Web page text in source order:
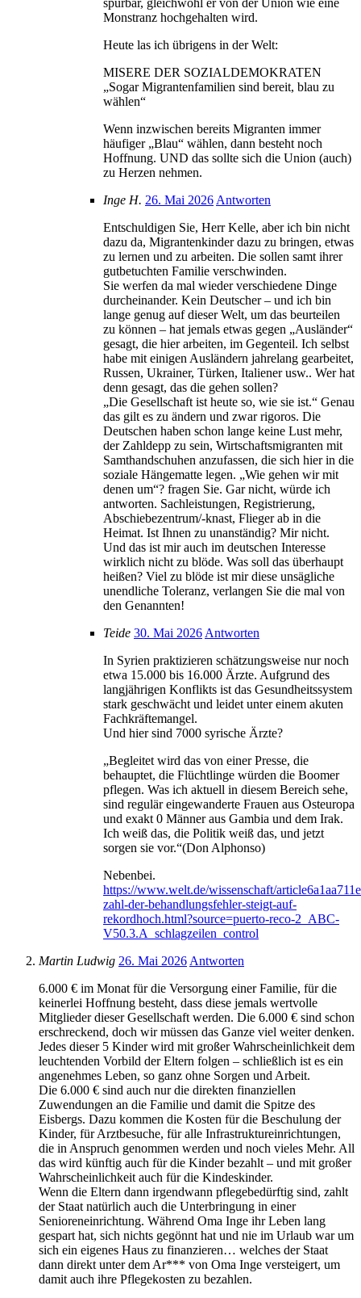
Monstranz hochgehalten wird.
Heute las ich übrigens in der Welt:
MISERE DER SOZIALDEMOKRATEN
„Sogar Migrantenfamilien sind bereit, blau zu
wählen“
Wenn inzwischen bereits Migranten immer
häufiger „Blau“ wählen, dann besteht noch
Hoffnung. UND das sollte sich die Union (auch)
zu Herzen nehmen.
Inge H. 26. Mai 2026 Antworten
Entschuldigen Sie, Herr Kelle, aber ich bin nicht
dazu da, Migrantenkinder dazu zu bringen, etwas
zu lernen und zu arbeiten. Die sollen samt ihrer
gutbetuchten Familie verschwinden.
Sie werfen da mal wieder verschiedene Dinge
durcheinander. Kein Deutscher – und ich bin
lange genug auf dieser Welt, um das beurteilen
zu können – hat jemals etwas gegen „Ausländer“
gesagt, die hier arbeiten, im Gegenteil. Ich selbst
habe mit einigen Ausländern jahrelang gearbeitet,
Russen, Ukrainer, Türken, Italiener usw.. Wer hat
denn gesagt, das die gehen sollen?
„Die Gesellschaft ist heute so, wie sie ist.“ Genau
das gilt es zu ändern und zwar rigoros. Die
Deutschen haben schon lange keine Lust mehr,
der Zahldepp zu sein, Wirtschaftsmigranten mit
Samthandschuhen anzufassen, die sich hier in die
soziale Hängematte legen. „Wie gehen wir mit
denen um“? fragen Sie. Gar nicht, würde ich
antworten. Sachleistungen, Registrierung,
Abschiebezentrum/-knast, Flieger ab in die
Heimat. Ist Ihnen zu unanständig? Mir nicht.
Und das ist mir auch im deutschen Interesse
wirklich nicht zu blöde. Was soll das überhaupt
heißen? Viel zu blöde ist mir diese unsägliche
unendliche Toleranz, verlangen Sie die mal von
den Genannten!
Teide 30. Mai 2026 Antworten
In Syrien praktizieren schätzungsweise nur noch
etwa 15.000 bis 16.000 Ärzte. Aufgrund des
langjährigen Konflikts ist das Gesundheitssystem
stark geschwächt und leidet unter einem akuten
Fachkräftemangel.
Und hier sind 7000 syrische Ärzte?
„Begleitet wird das von einer Presse, die
behauptet, die Flüchtlinge würden die Boomer
pflegen. Was ich aktuell in diesem Bereich sehe,
sind regulär eingewanderte Frauen aus Osteuropa
und exakt 0 Männer aus Gambia und dem Irak.
Ich weiß das, die Politik weiß das, und jetzt
sorgen sie vor.“(Don Alphonso)
Nebenbei.
https://www.welt.de/wissenschaft/
zahl-der-behandlungsfehler-steigt-auf-
rekordhoch.html?source=puerto-reco-2_ABC-
V50.3.A_schlagzeilen_control
Martin Ludwig 26. Mai 2026 Antworten
6.000 € im Monat für die Versorgung einer Familie, für die
keinerlei Hoffnung besteht, dass diese jemals wertvolle
Mitglieder dieser Gesellschaft werden. Die 6.000 € sind schon
erschreckend, doch wir müssen das Ganze viel weiter denken.
Jedes dieser 5 Kinder wird mit großer Wahrscheinlichkeit dem
leuchtenden Vorbild der Eltern folgen – schließlich ist es ein
angenehmes Leben, so ganz ohne Sorgen und Arbeit.
Die 6.000 € sind auch nur die direkten finanziellen
Zuwendungen an die Familie und damit die Spitze des
Eisbergs. Dazu kommen die Kosten für die Beschulung der
Kinder, für Arztbesuche, für alle Infrastruktureinrichtungen,
die in Anspruch genommen werden und noch vieles Mehr. All
das wird künftig auch für die Kinder bezahlt – und mit großer
Wahrscheinlichkeit auch für die Kindeskinder.
Wenn die Eltern dann irgendwann pflegebedürftig sind, zahlt
der Staat natürlich auch die Unterbringung in einer
Senioreneinrichtung. Während Oma Inge ihr Leben lang
gespart hat, sich nichts gegönnt hat und nie im Urlaub war um
sich ein eigenes Haus zu finanzieren… welches der Staat
dann direkt unter dem Ar*** von Oma Inge versteigert, um
damit auch ihre Pflegekosten zu bezahlen.